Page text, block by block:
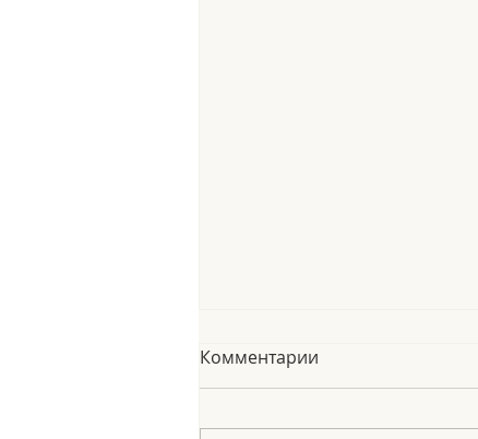
Комментарии